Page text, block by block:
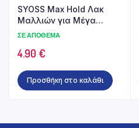
SYOSS Max Hold Λακ
Μαλλιών για Μέγα
Δυνατό Κράτημα 400ml
ΣΕ ΑΠΌΘΕΜΑ
4.90 €
Προσθήκη στο καλάθι